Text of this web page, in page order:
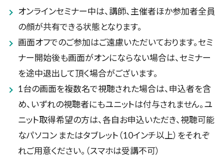
オンラインセミナー中は、講師、主催者ほか参加者全員
の顔が共有できる状態となります。
画面オフでのご参加はご遠慮いただいております。セミ
ナー開始後も画面がオンにならない場合は、セミナー
を途中退出して頂く場合がございます。
1台の画面を複数名で視聴された場合は、申込者を含
め、いずれの視聴者にもユニットは付与されません。ユ
ニット取得希望の方は、各自お申込いただき、視聴可能
なパソコン またはタブレット（10インチ以上）をそれぞ
れご用意ください。（スマホは受講不可）